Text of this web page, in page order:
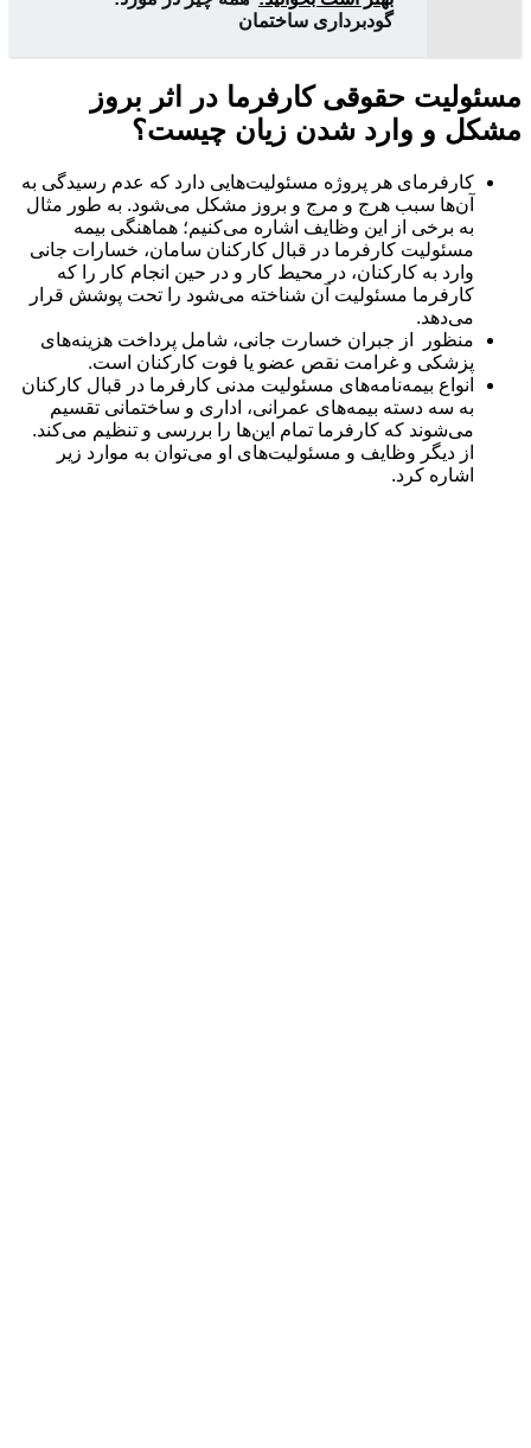
گودبرداری ساختمان
مسئولیت حقوقی کارفرما در اثر بروز
مشکل و وارد شدن زیان چیست؟
کارفرمای هر پروژه مسئولیت‌هایی دارد که عدم رسیدگی به
آن‌ها سبب هرج و مرج و بروز مشکل می‌شود. به طور مثال
به برخی از این وظایف اشاره می‌کنیم؛ هماهنگی بیمه
مسئولیت کارفرما در قبال کارکنان سامان، خسارات جانی
وارد به کارکنان، در محیط کار و در حین انجام کار را که
کارفرما مسئولیت آن شناخته می‌شود را تحت پوشش قرار
می‌دهد.
منظور از جبران خسارت جانی، شامل پرداخت هزینه‌های
پزشکی و غرامت نقص عضو یا فوت کارکنان است.
انواع بیمه‌نامه‌های مسئولیت مدنی کارفرما در قبال کارکنان
به سه دسته بیمه‌های عمرانی، اداری و ساختمانی تقسیم
می‌شوند که کارفرما تمام این‌ها را بررسی و تنظیم می‌کند.
از دیگر وظایف و مسئولیت‌های او می‌توان به موارد زیر
اشاره کرد.